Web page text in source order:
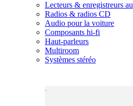
Lecteurs & enregistreurs
Radios & radios CD
Audio pour la voiture
Composants hi-fi
Haut-parleurs
Multiroom
Systèmes stéréo